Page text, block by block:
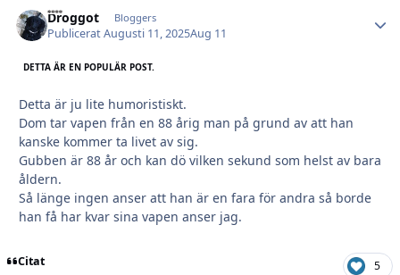
Droggot Bloggers
PubliceratAugusti 11, 2025Aug 11
DETTA ÄR EN POPULÄR POST.
Detta är ju lite humoristiskt.
Dom tar vapen från en 88 årig man på grund av att han
kanske kommer ta livet av sig.
Gubben är 88 år och kan dö vilken sekund som helst av bara
åldern.
Så länge ingen anser att han är en fara för andra så borde
han få har kvar sina vapen anser jag.
Citat 5